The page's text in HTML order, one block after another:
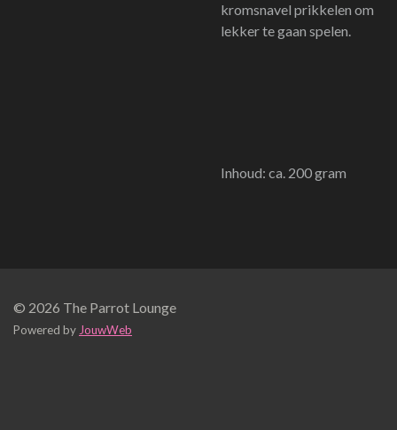
kromsnavel prikkelen om
lekker te gaan spelen.
Inhoud: ca. 200 gram
© 2026 The Parrot Lounge
Powered by JouwWeb